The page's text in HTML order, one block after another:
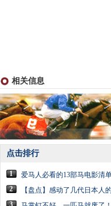
相关信息
点击排行
1
爱马人必看的13部马电影清
2
【盘点】感动了几代日本人
3